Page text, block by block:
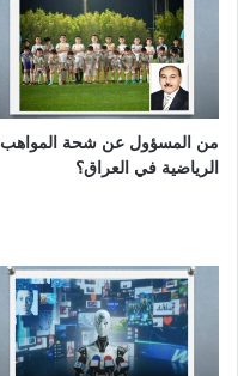
من المسؤول عن شحة المواهب
الرياضية في العراق؟